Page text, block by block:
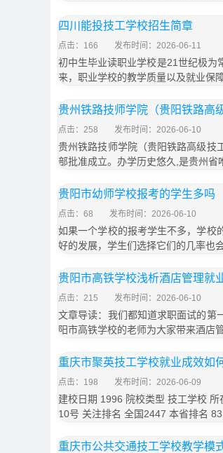
四川能投技工学校招生简章
点击：166 发布时间：2026-06-11
初中生毕业读职业学校是21世纪极为
来，职业学校的教学质量以及就业保
贵州铁路技师学院（贵阳铁路高
点击：258 发布时间：2026-06-10
贵州铁路技师学院（贵阳铁路高级技
部批准成立。办学历史悠久,是贵州省
贵阳市幼师学校报考的学生多吗
点击：68 发布时间：2026-06-10
如果一个学校的报考学生不多，学校
好的发展，学生们选择它们的几率也
贵阳市高铁学校浅析酒店管理就
点击：215 发布时间：2026-06-10
文章导读：我们都知道求职面试的第
阳市高铁学校的老师为大家带来酒店
重庆市聚英技工学校就业成效如
点击：198 发布时间：2026-06-09
建校日期 1996 院校类型 技工学校
10号 关注排名 全国2447 本省排名
重庆市公共交通技工学校教学模